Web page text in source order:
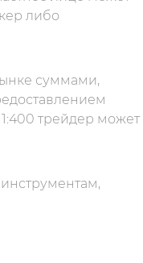
либо
суммами,
трейдер может